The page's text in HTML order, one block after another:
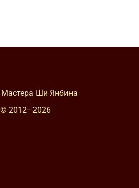
Ши Янбина
© 2012–2026